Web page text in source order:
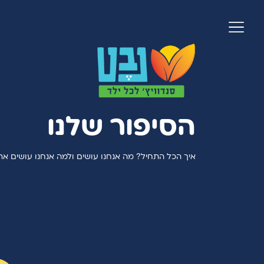
הסיפור שלנו
איך הכל התחיל? מה אנחנו עושים ולמה אנחנו עושים